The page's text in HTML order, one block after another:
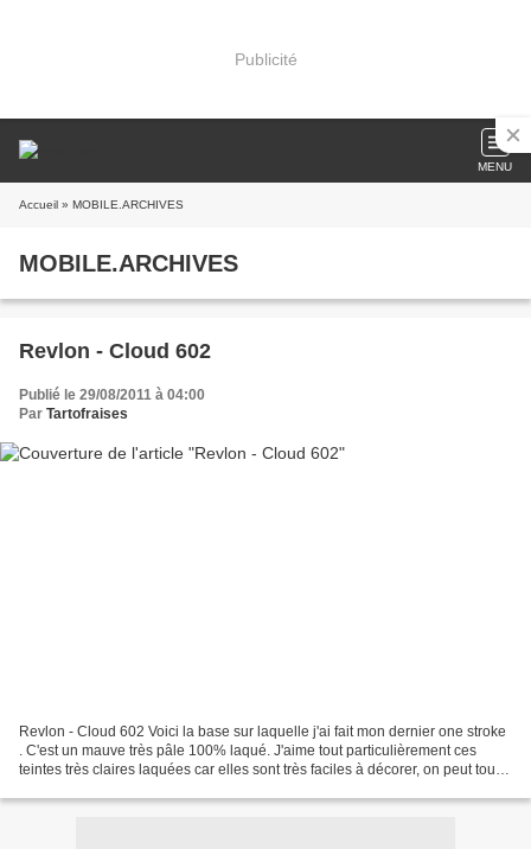
Publicité
MENU
Accueil » MOBILE.ARCHIVES
MOBILE.ARCHIVES
Revlon - Cloud 602
Publié le 29/08/2011 à 04:00
Par Tartofraises
Revlon - Cloud 602 Voici la base sur laquelle j'ai fait mon dernier one stroke
. C'est un mauve très pâle 100% laqué. J'aime tout particulièrement ces
teintes très claires laquées car elles sont très faciles à décorer, on peut tout